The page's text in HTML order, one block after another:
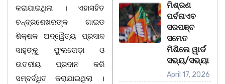
କରାଯାଇଥିଲା । ଏହାସହିତ
ଚନ୍ଦ୍ରଶେଖରଙ୍କ ଗାଇଡ
ଶିକ୍ଷକ ଅଦ୍ୱୈତ୍ୟ ପ୍ରସାଦ
ସାହୁଙ୍କୁ ଫୁଲତୋଡ଼ା ଓ
ଉତରୀୟ ପ୍ରଦାନ କରି
ସମ୍ବର୍ଦ୍ଧିତ କରାଯାଇଥିଲା ।
ମିଶ୍ରଣ
ପର୍ବନାଏବ
ସରପଞ୍ଚ
ସମେତ
ମିଶିଲେ ୱାର୍ଡ
ସଭ୍ୟ/ସଭ୍ୟା
April 17, 2026